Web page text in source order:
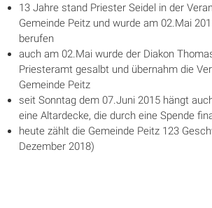
13 Jahre stand Priester Seidel in der
Gemeinde Peitz und wurde am 02.Mai
berufen
auch am 02.Mai wurde der Diakon
Priesteramt gesalbt und übernahm die
Gemeinde Peitz
seit Sonntag dem 07.Juni 2015 hängt
eine Altardecke, die durch eine Spende
heute zählt die Gemeinde Peitz 123
Dezember 2018)